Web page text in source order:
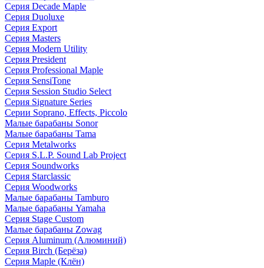
Серия Decade Maple
Серия Duoluxe
Серия Export
Серия Masters
Серия Modern Utility
Серия President
Серия Professional Maple
Серия SensiTone
Серия Session Studio Select
Серия Signature Series
Серии Soprano, Effects, Piccolo
Малые барабаны Sonor
Малые барабаны Tama
Серия Metalworks
Серия S.L.P. Sound Lab Project
Серия Soundworks
Серия Starclassic
Серия Woodworks
Малые барабаны Tamburo
Малые барабаны Yamaha
Серия Stage Custom
Малые барабаны Zowag
Серия Aluminum (Алюминий)
Серия Birch (Берёза)
Серия Maple (Клён)